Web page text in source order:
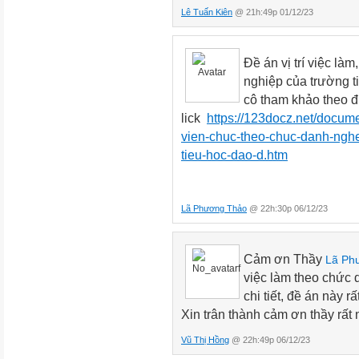
việc cùng nhau, giải quyết
định hình
suy nghĩ, cảm xúc và hành
cho nhà
trường sự khác biệt” .
Văn hóa nhà trường tổng hòa
nhưng
chung quy lại các yếu tố này
mạng,
triết lý, mục tiêu, các giá trị,
tâm lý;
thể hiện thành hệ thống các
xem là tốt đẹp và được mỗi
Văn hóa nhà trường còn là
ngoài
Lê Tuấn Kiên @ 21h:49p 01/12/23
Đề án vị trí việc
nghiệp của trường
cô tham khảo theo
lick https://123docz.net/
vien-chuc-theo-chuc-danh-
tieu-hoc-dao-d.htm
Lã Phương Thảo @ 22h:30p 06/12/23
Cảm ơn Thầy Lã
việc làm theo chức
chi tiết, đề án này
Xin trân thành cảm ơn thầy rất
Vũ Thị Hồng @ 22h:49p 06/12/23